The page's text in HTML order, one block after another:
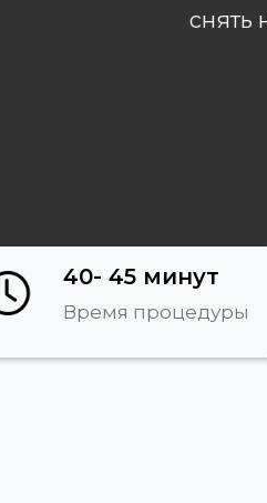
Время процедуры
40- 45 минут
снять